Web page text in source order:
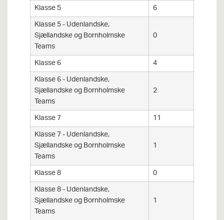
Klasse 5
6
Klasse 5 - Udenlandske,
Sjællandske og Bornholmske
Teams
0
Klasse 6
4
Klasse 6 - Udenlandske,
Sjællandske og Bornholmske
Teams
2
Klasse 7
11
Klasse 7 - Udenlandske,
Sjællandske og Bornholmske
Teams
1
Klasse 8
0
Klasse 8 - Udenlandske,
Sjællandske og Bornholmske
Teams
1